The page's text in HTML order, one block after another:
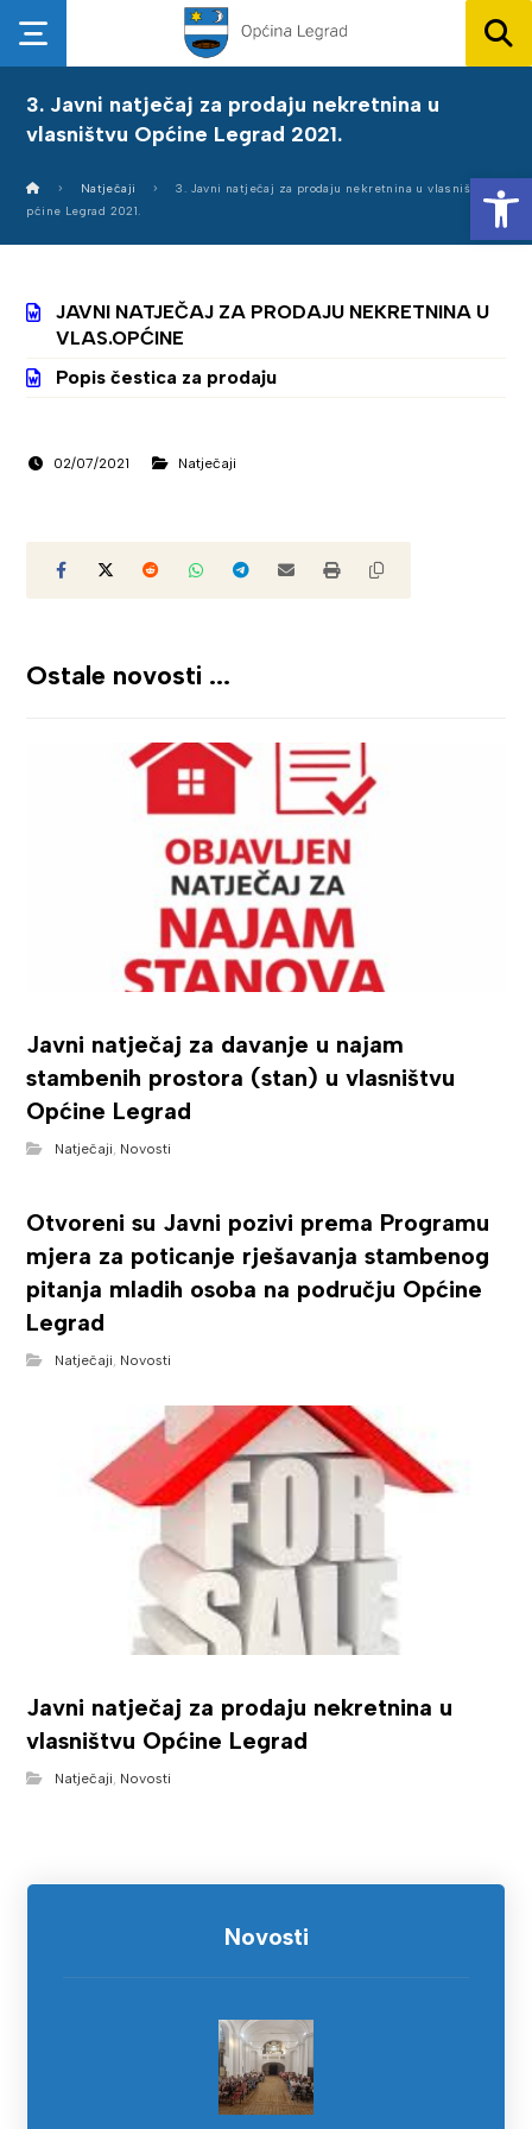
3. Javni natječaj za prodaju nekretnina u
vlasništvu Općine Legrad 2021.
Natječaji
3. Javni natječaj za prodaju nekretnina u vlasništvu O
pćine Legrad 2021.
JAVNI NATJEČAJ ZA PRODAJU NEKRETNINA U
VLAS.OPĆINE
Popis čestica za prodaju
02/07/2021 Natječaji
Ostale novosti ...
Javni natječaj za davanje u najam
stambenih prostora (stan) u vlasništvu
Općine Legrad
Natječaji, Novosti
Otvoreni su Javni pozivi prema Programu
mjera za poticanje rješavanja stambenog
pitanja mladih osoba na području Općine
Legrad
Natječaji, Novosti
Javni natječaj za prodaju nekretnina u
vlasništvu Općine Legrad
Natječaji, Novosti
Novosti